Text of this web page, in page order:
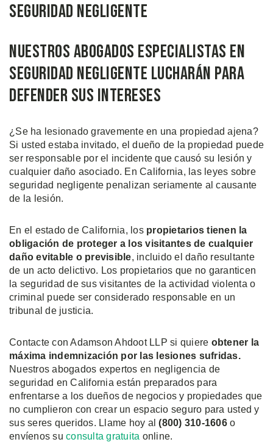
Seguridad Negligente
Nuestros Abogados Especialistas en
Seguridad Negligente Lucharán para
Defender sus Intereses
¿Se ha lesionado gravemente en una propiedad ajena?
Si usted estaba invitado, el dueño de la propiedad puede
ser responsable por el incidente que causó su lesión y
cualquier daño asociado. En California, las leyes sobre
seguridad negligente penalizan seriamente al causante
de la lesión.
En el estado de California, los propietarios tienen la
obligación de proteger a los visitantes de cualquier
daño evitable o previsible, incluido el daño resultante
de un acto delictivo. Los propietarios que no garanticen
la seguridad de sus visitantes de la actividad violenta o
criminal puede ser considerado responsable en un
tribunal de justicia.
Contacte con Adamson Ahdoot LLP si quiere obtener la
máxima indemnización por las lesiones sufridas.
Nuestros abogados expertos en negligencia de
seguridad en California están preparados para
enfrentarse a los dueños de negocios y propiedades que
no cumplieron con crear un espacio seguro para usted y
sus seres queridos. Llame hoy al(800) 310-1606o
envíenos su consulta gratuita online.